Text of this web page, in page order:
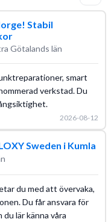
Stabil
Götalands län
smart
verkstad. Du
2026-08-12
Sweden i Kumla
du med att övervaka,
Du får ansvara för
lär känna våra